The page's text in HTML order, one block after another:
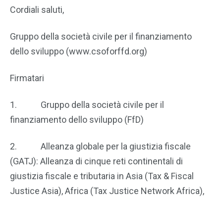
Cordiali saluti,
Gruppo della società civile per il finanziamento
dello sviluppo (www.csoforffd.org)
Firmatari
1. Gruppo della società civile per il
finanziamento dello sviluppo (FfD)
2. Alleanza globale per la giustizia fiscale
(GATJ): Alleanza di cinque reti continentali di
giustizia fiscale e tributaria in Asia (Tax & Fiscal
Justice Asia), Africa (Tax Justice Network Africa),